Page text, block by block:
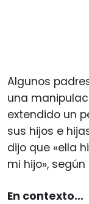
Algunos
una
extendido un
sus hijos e
dijo que «ella
mi hijo»,
En contexto…